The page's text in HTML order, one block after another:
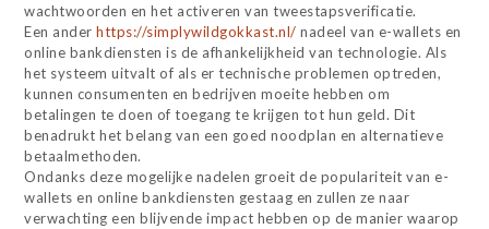
wachtwoorden en het activeren van tweestapsverificatie.
Een anderhttps://simplywildgokkast.nl/ nadeel van e-wallets en
online bankdiensten is de afhankelijkheid van technologie. Als
het systeem uitvalt of als er technische problemen optreden,
kunnen consumenten en bedrijven moeite hebben om
betalingen te doen of toegang te krijgen tot hun geld. Dit
benadrukt het belang van een goed noodplan en alternatieve
betaalmethoden.
Ondanks deze mogelijke nadelen groeit de populariteit van e-
wallets en online bankdiensten gestaag en zullen ze naar
verwachting een blijvende impact hebben op de manier waarop